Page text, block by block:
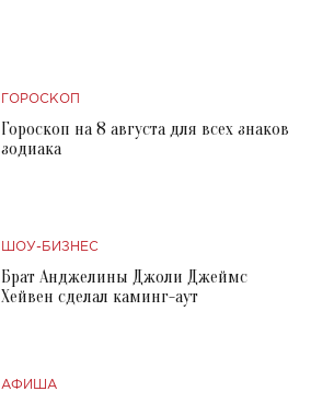
ГОРОСКОП
Гороскоп на 8 августа для всех знаков
зодиака
ШОУ-БИЗНЕС
Брат Анджелины Джоли Джеймс
Хейвен сделал каминг-аут
АФИША